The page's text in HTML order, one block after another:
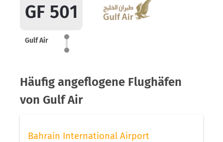
GF 501
Gulf Air
Häufig angeflogene Flughäfen
von Gulf Air
Bahrain International Airport